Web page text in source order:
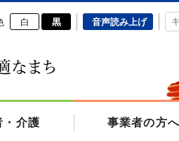
白 黒 音声読み上げ
・介護 事業者の方へ